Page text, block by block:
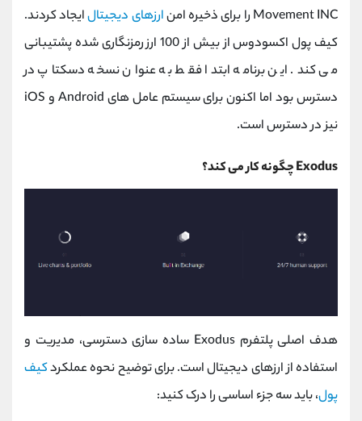
Movement INC را برای ذخیره امن
ارزهای دیجیتالایجاد کردند.
کیف پول اکسودوس از بیش از 100 ارز رمزنگاری شده پشتیبانی
می کند. این برنامه ابتدا فقط به عنوان نسخه دسکتاپ در
دسترس بود اما اکنون برای سیستم عامل های Android و iOS
نیز در دسترس است.
Exodus چگونه کار می کند؟
هدف اصلی پلتفرم Exodus ساده سازی دسترسی، مدیریت و
استفاده از ارزهای دیجیتال است. برای توضیح نحوه عملکردکیف
پول، باید سه جزء اساسی را درک کنید: